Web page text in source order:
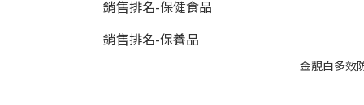
銷售排名-保健食品
銷售排名-保養品
金靚白多效